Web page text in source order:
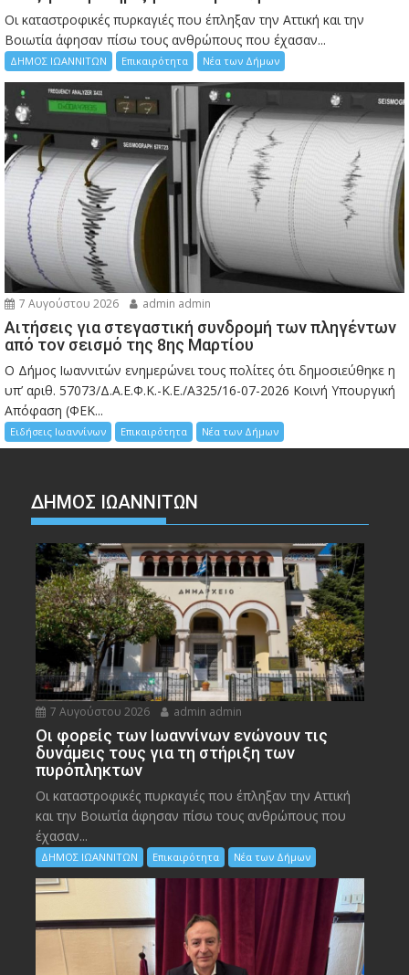
Οι καταστροφικές πυρκαγιές που έπληξαν την Αττική και την
Bοιωτία άφησαν πίσω τους ανθρώπους που έχασαν...
ΔΗΜΟΣ ΙΩΑΝΝΙΤΩΝ Επικαιρότητα Νέα των Δήμων
7 Αυγούστου 2026 admin admin
Αιτήσεις για στεγαστική συνδρομή των πληγέντων
από τον σεισμό της 8ης Μαρτίου
Ο Δήμος Ιωαννιτών ενημερώνει τους πολίτες ότι δημοσιεύθηκε η
υπ’ αριθ. 57073/Δ.Α.Ε.Φ.Κ.-Κ.Ε./Α325/16-07-2026 Κοινή Υπουργική
Απόφαση (ΦΕΚ...
Ειδήσεις Ιωαννίνων Επικαιρότητα Νέα των Δήμων
ΔΗΜΟΣ ΙΩΑΝΝΙΤΩΝ
7 Αυγούστου 2026 admin admin
Οι φορείς των Ιωαννίνων ενώνουν τις
δυνάμεις τους για τη στήριξη των
πυρόπληκτων
Οι καταστροφικές πυρκαγιές που έπληξαν την Αττική
και την Bοιωτία άφησαν πίσω τους ανθρώπους που
έχασαν...
ΔΗΜΟΣ ΙΩΑΝΝΙΤΩΝ Επικαιρότητα Νέα των Δήμων